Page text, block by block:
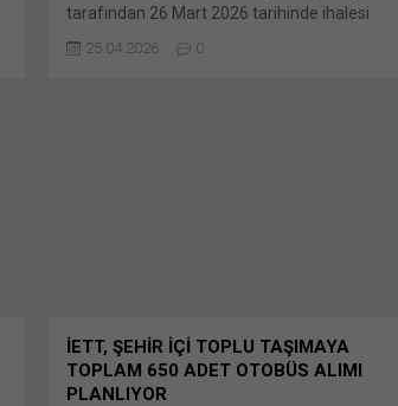
tarafından 26 Mart 2026 tarihinde ihalesi
numaralı dosya konusu 9 Kalem İtfaiye Aracı
25.04.2026 0
İETT, ŞEHİR İÇİ TOPLU TAŞIMAYA
TOPLAM 650 ADET OTOBÜS ALIMI
PLANLIYOR